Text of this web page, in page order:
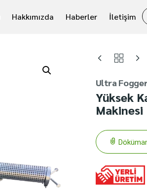
Hakkımızda Haberler İletişim
Ultra
Yüksek
Makinesi